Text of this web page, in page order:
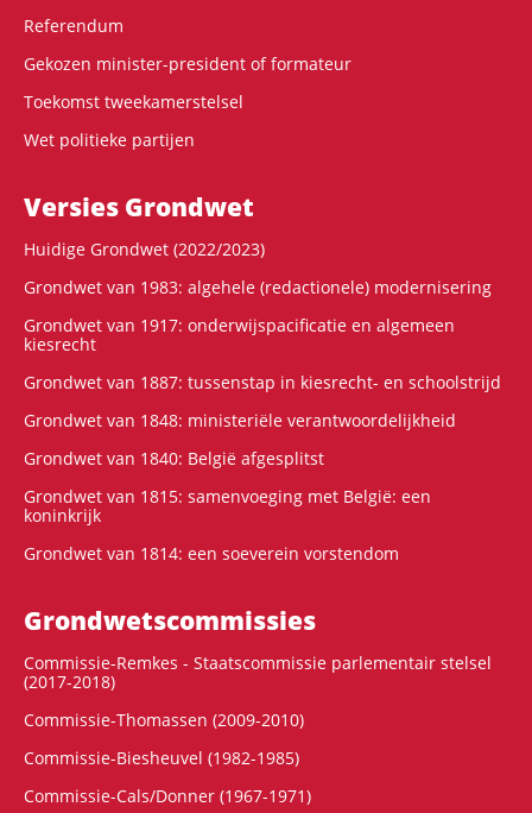
Referendum
Gekozen minister-president of formateur
Toekomst tweekamerstelsel
Wet politieke partijen
Versies Grondwet
Huidige Grondwet (2022/2023)
Grondwet van 1983: algehele (redactionele) modernisering
Grondwet van 1917: onderwijspacificatie en algemeen
kiesrecht
Grondwet van 1887: tussenstap in kiesrecht- en schoolstrijd
Grondwet van 1848: ministeriële verantwoordelijkheid
Grondwet van 1840: België afgesplitst
Grondwet van 1815: samenvoeging met België: een
koninkrijk
Grondwet van 1814: een soeverein vorstendom
Grondwets­commissies
Commissie-Remkes - Staatscommissie parlementair stelsel
(2017-2018)
Commissie-Thomassen (2009-2010)
Commissie-Biesheuvel (1982-1985)
Commissie-Cals/Donner (1967-1971)